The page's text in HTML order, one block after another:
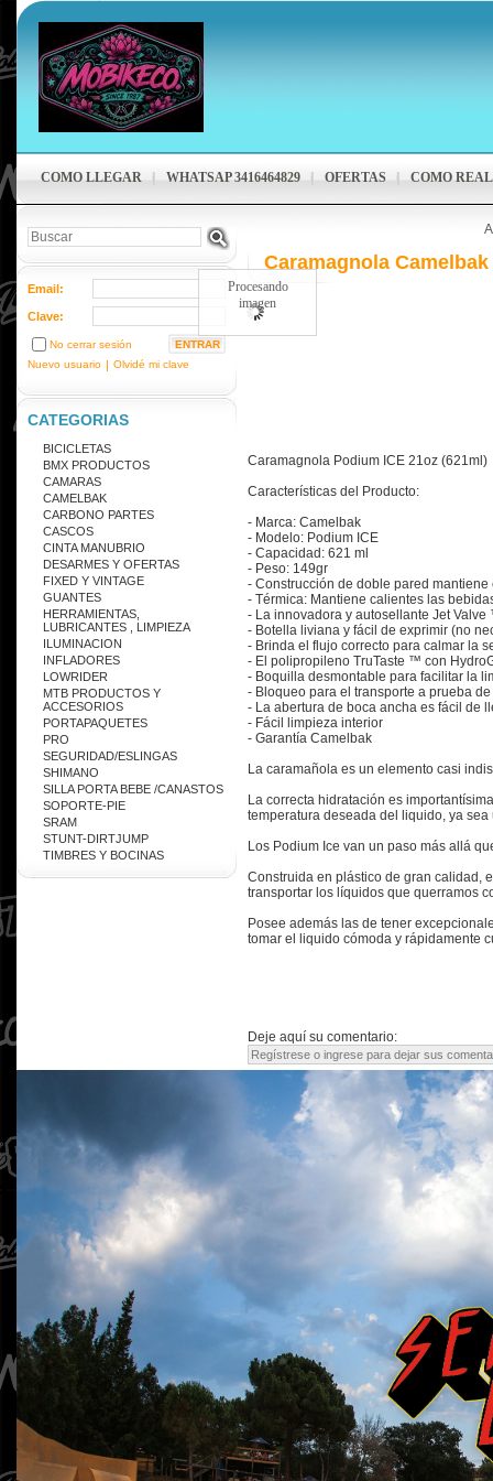
COMO LLEGAR WHATSAP 3416464829 OFERTAS COMO
Email:
Clave:
No cerrar sesión
Nuevo usuario | Olvidé mi clave
CATEGORIAS
BICICLETAS
BMX PRODUCTOS
CAMARAS
CAMELBAK
CARBONO PARTES
CASCOS
CINTA MANUBRIO
DESARMES Y OFERTAS
FIXED Y VINTAGE
GUANTES
HERRAMIENTAS,
LUBRICANTES , LIMPIEZA
ILUMINACION
INFLADORES
LOWRIDER
MTB PRODUCTOS Y
ACCESORIOS
PORTAPAQUETES
PRO
SEGURIDAD/ESLINGAS
SHIMANO
SILLA PORTA BEBE /CANASTOS
SOPORTE-PIE
SRAM
STUNT-DIRTJUMP
TIMBRES Y BOCINAS
Caramagnola
Procesando
imagen
Caramagnola Podium ICE 21oz (621ml)
Características del Producto:
- Marca: Camelbak
- Modelo: Podium ICE
- Capacidad: 621 ml
- Peso: 149gr
- Construcción de doble pared
- Térmica: Mantiene calientes las
- La innovadora y autosellante Jet
- Botella liviana y fácil de exprimir (no
- Brinda el flujo correcto para calmar la
- El polipropileno TruTaste ™ con
- Boquilla desmontable para facilitar la
- Bloqueo para el transporte a prueba
- La abertura de boca ancha es fácil de
- Fácil limpieza interior
- Garantía Camelbak
La caramañola es un elemento casi
La correcta hidratación es
temperatura deseada del liquido, ya
Los Podium Ice van un paso más allá
Construida en plástico de gran calidad,
transportar los líquidos que querramos
Posee además las de tener
tomar el liquido cómoda y rápidamente
Deje aquí su comentario: